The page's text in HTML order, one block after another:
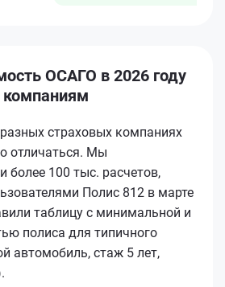
ОСАГО в 2026 году
страховых компаниях
отличаться. Мы
более 100 тыс. расчетов,
Полис 812 в марте
таблицу с минимальной и
полиса для типичного
автомобиль, стаж 5 лет,